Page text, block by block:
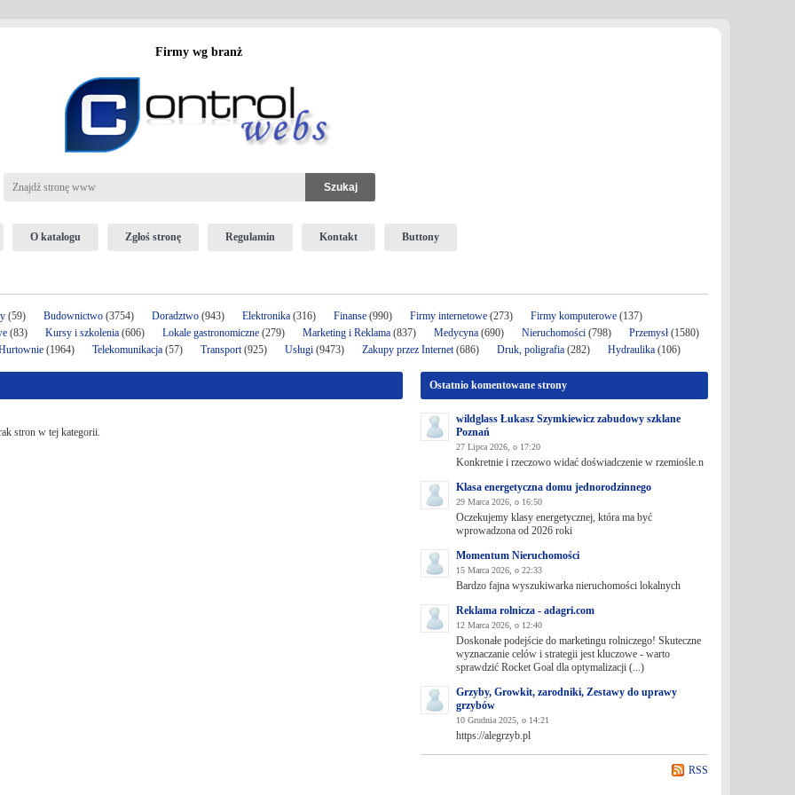
Firmy wg branż
O katalogu Zgłoś stronę Regulamin Kontakt Buttony
(59) Budownictwo (3754) Doradztwo (943) Elektronika (316) Finanse (990) Firmy internetowe (273) Firmy komputerowe (137)
(83) Kursy i szkolenia (606) Lokale gastronomiczne (279) Marketing i Reklama (837) Medycyna (690) Nieruchomości (798) Przemysł(1580)
(1964) Telekomunikacja (57) Transport(925) Usługi (9473) Zakupy przez Internet(686) Druk, poligrafia (282) Hydraulika (106)
stron w tej kategorii.
Ostatnio komentowane strony
wildglass Łukasz Szymkiewicz zabudowy szklane
Poznań
27 Lipca 2026, o 17:20
Konkretnie i rzeczowo widać doświadczenie w rzemiośle.n
Klasa energetyczna domu jednorodzinnego
29 Marca 2026, o 16:50
Oczekujemy klasy energetycznej, która ma być
wprowadzona od 2026 roki
Momentum Nieruchomości
15 Marca 2026, o 22:33
Bardzo fajna wyszukiwarka nieruchomości lokalnych
Reklama rolnicza - adagri.com
12 Marca 2026, o 12:40
Doskonałe podejście do marketingu rolniczego! Skuteczne
wyznaczanie celów i strategii jest kluczowe - warto
sprawdzić Rocket Goal dla optymalizacji (...)
Grzyby, Growkit, zarodniki, Zestawy do uprawy
grzybów
10 Grudnia 2025, o 14:21
https://alegrzyb.pl
RSS